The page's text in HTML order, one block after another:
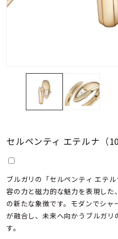
セルペンティ エテルナ（
ブルガリの「セルペンティ エテ
容の力と磁力的な魅力を表現し
の新たな象徴です。モダンでシャ
が融合し、未来へ向かうブルガリ
す。